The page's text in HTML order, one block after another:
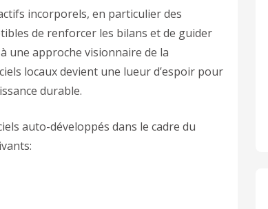
incorporels, en particulier des
de renforcer les bilans et de guider
une approche visionnaire de la
locaux devient une lueur d’espoir pour
durable.
auto-développés dans le cadre du